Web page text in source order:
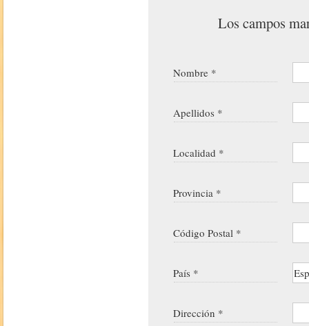
Los campos
Nombre *
Apellidos *
Localidad *
Provincia *
Código Postal *
País *
Dirección *